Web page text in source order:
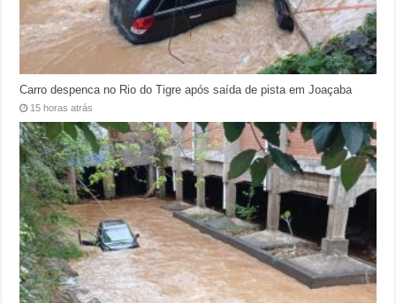
Carro despenca no Rio do Tigre após saída de pista em Joaçaba
15 horas atrás